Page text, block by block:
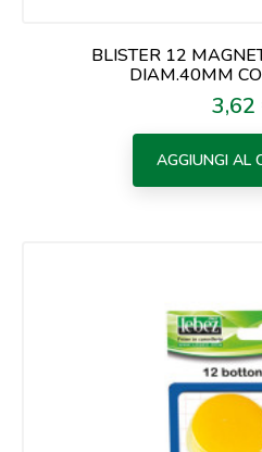
BLISTER 12
DIAM.40MM
Prezzo
3,62
AGGIUNGI AL